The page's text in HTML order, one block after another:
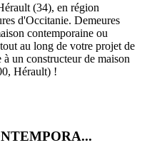
(34), en région
d'Occitanie. Demeures
contemporaine ou
au long de votre projet de
un constructeur de maison
Hérault) !